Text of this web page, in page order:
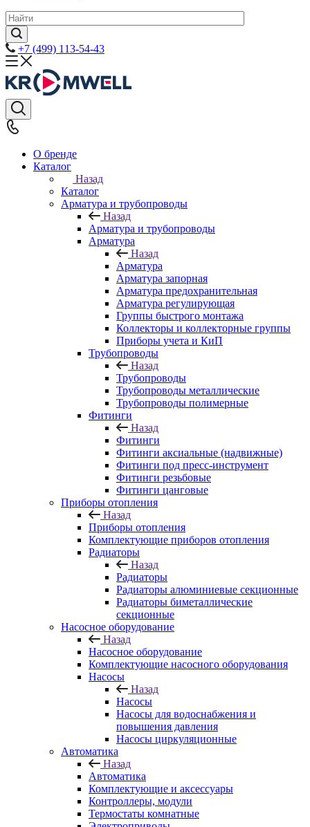
+7 (499) 113-54-43
О бренде
Каталог
Назад
Каталог
Арматура и трубопроводы
Назад
Арматура и трубопроводы
Арматура
Назад
Арматура
Арматура запорная
Арматура предохранительная
Арматура регулирующая
Группы быстрого монтажа
Коллекторы и коллекторные группы
Приборы учета и КиП
Трубопроводы
Назад
Трубопроводы
Трубопроводы металлические
Трубопроводы полимерные
Фитинги
Назад
Фитинги
Фитинги аксиальные (надвижные)
Фитинги под пресс-инструмент
Фитинги резьбовые
Фитинги цанговые
Приборы отопления
Назад
Приборы отопления
Комплектующие приборов отопления
Радиаторы
Назад
Радиаторы
Радиаторы алюминиевые секционные
Радиаторы биметаллические
секционные
Насосное оборудование
Назад
Насосное оборудование
Комплектующие насосного оборудования
Насосы
Назад
Насосы
Насосы для водоснабжения и
повышения давления
Насосы циркуляционные
Автоматика
Назад
Автоматика
Комплектующие и аксессуары
Контроллеры, модули
Термостаты комнатные